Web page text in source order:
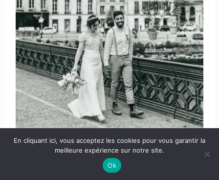
En cliquant ici, vous acceptez les cookies pour vous garantir la
meilleure expérience sur notre site.
Ok